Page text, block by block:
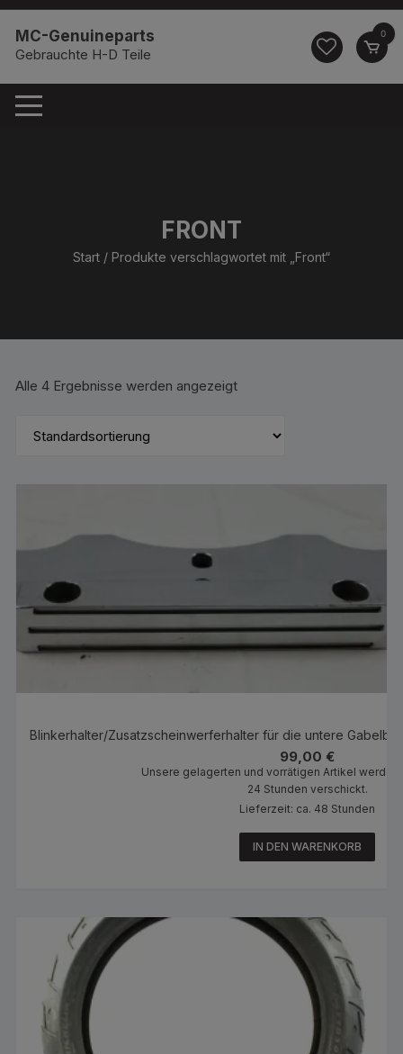
Zum
Inhalt
springen
MC-Genuineparts
Gebrauchte H-D Teile
0
FRONT
Start/ Produkte verschlagwortet mit „Front“
Alle 4 Ergebnisse werden angezeigt
99,00 €
Unsere gelagerten und vorrätigen Artikel werden
24 Stunden verschickt.
Lieferzeit: ca. 48 Stunden
IN DEN WARENKORB